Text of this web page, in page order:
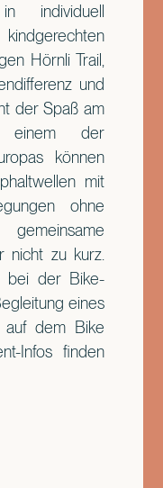
individuell
Hörnli Trail,
und
der Spaß am
einem der
können
mit
ohne
nicht zu kurz.
bei der Bike-
eines
auf dem Bike
Infos finden